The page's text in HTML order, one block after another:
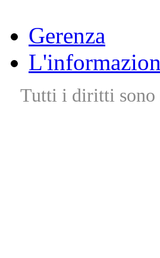
Gerenza
Tutti i diritti sono